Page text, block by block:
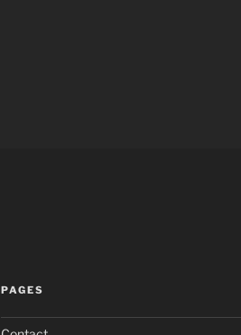
PAGES